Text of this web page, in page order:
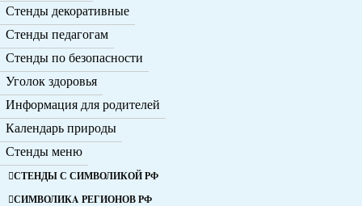
Стенды декоративные
Стенды педагогам
Стенды по безопасности
Уголок здоровья
Информация для родителей
Календарь природы
Стенды меню
СТЕНДЫ С СИМВОЛИКОЙ РФ
СИМВОЛИКA РЕГИОНОВ РФ